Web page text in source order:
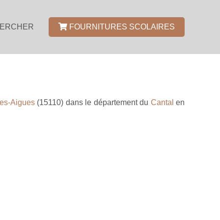
FOURNITURES SCOLAIRES
Aigues(15110) dans le département du Cantal en